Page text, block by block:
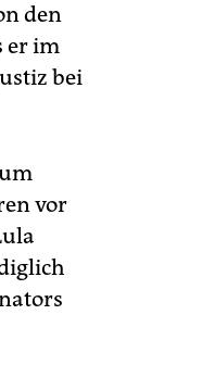
den
er im
bei
vor